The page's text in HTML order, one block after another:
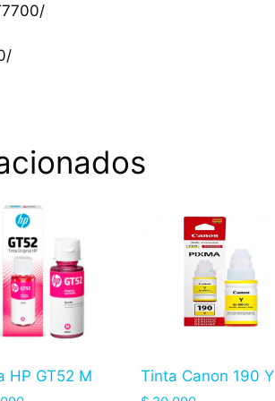
HP GT52 M Tinta Canon 190 Y